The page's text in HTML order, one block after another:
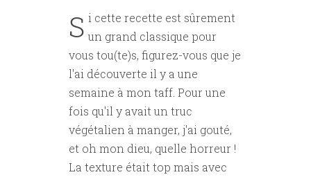
S i cette recette est sûrement
un grand classique pour
vous tou(te)s, figurez-vous que je
l'ai découverte il y a une
semaine à mon taff. Pour une
fois qu'il y avait un truc
végétalien à manger, j'ai gouté,
et oh mon dieu, quelle horreur !
La texture était top mais avec